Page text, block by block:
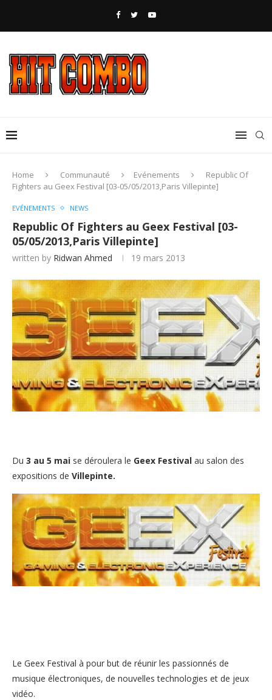
Home Communauté Evénements
Republic Of
Fighters au Geex Festival [03-05/05/2013,Paris Villepinte]
EVÉNEMENTS NEWS
Republic Of Fighters au Geex Festival [03-
05/05/2013,Paris Villepinte]
written by Ridwan Ahmed 19 mars 2013
Du 3 au 5 mai se déroulera le Geex Festival au salon des
expositions de Villepinte.
Le Geex Festival à pour but de réunir les passionnés de
musique électroniques, de nouvelles technologies et de jeux
vidéo.